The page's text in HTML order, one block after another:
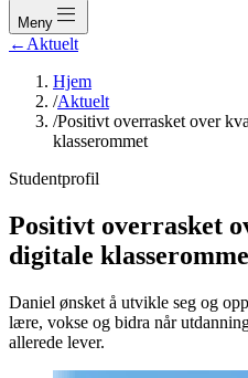
Meny dehaze
← Aktuelt
Hjem
/Aktuelt
/Positivt overrasket over
klasserommet
Studentprofil
Positivt overrasket
digitale
Daniel ønsket å utvikle seg og
lære, vokse og bidra når
allerede lever.